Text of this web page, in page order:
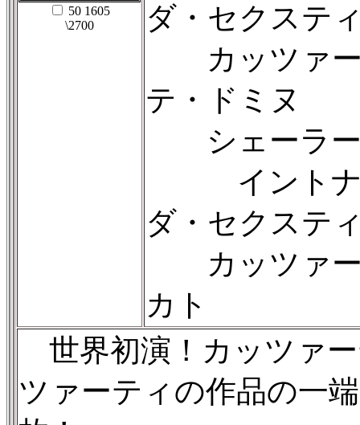
50 1605
\2700
ダ・セクステ
カッツァー
テ・ドミヌ
シェーラ
イントナ
ダ・セクステ
カッツァー
カト
世界初演！カッツァ
ツァーティの作品の一